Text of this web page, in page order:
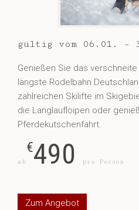
gültig vom 06.01. -
Genießen Sie das
längste Rodelbahn
zahlreichen Skilifte im
die Langlaufloipen oder
Pferdekutschenfahrt.
ab
€490 pro Person
Zum Angebot